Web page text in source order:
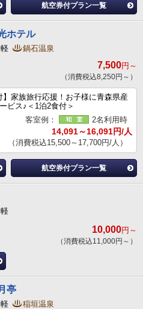
航空券付プラン一覧
ホテル
鍋石温泉
7,500円～
（消費税込8,250円～）
】家族旅行応援！お子様に青森県産
ビス♪＜1泊2食付＞
客室例：
2名利用時
14,091～16,091円/人
（消費税込15,500～17,700円/人）
航空券付プラン一覧
10,000円～
（消費税込11,000円～）
亭
稲垣温泉